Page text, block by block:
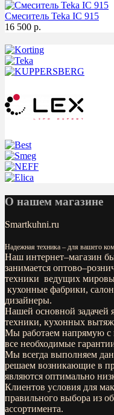
Смеситель Teka IC 915
16 500 р.
О нашем магазине
Smartkuhni.ru
Надежная техника – для вашего
Наш интернет–магазин
занимается
техники ведущих
кухонные фабрики,
дизайнеры.
Нашей основной задачей
техники, кухонных
Мы работаем напрямую с
все необходимые
Мы всегда выполняем
решаем возникающие в
являются оптимально
Клиентов условия для
правильного выбора из
ассортимента.